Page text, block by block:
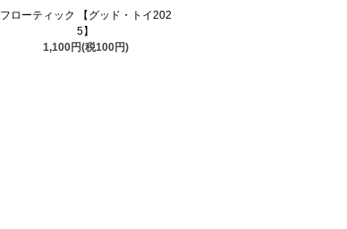
フローティック 【グッド・トイ202
5】
1,100円(税100円)